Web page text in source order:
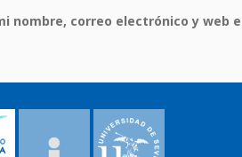
nombre, correo electrónico y web